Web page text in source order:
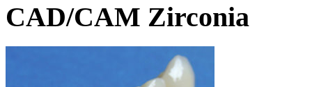
CAD/CAM Zirconia